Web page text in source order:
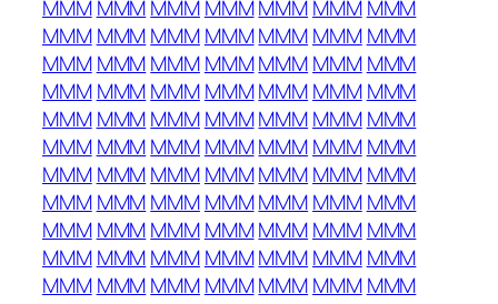
MMM MMMMMMMMMMMMMMM MMM
MMM MMMMMMMMMMMMMMM MMM
MMM MMMMMMMMMMMMMMM MMM
MMM MMMMMMMMMMMMMMM MMM
MMM MMMMMMMMMMMMMMM MMM
MMM MMMMMMMMMMMMMMM MMM
MMM MMMMMMMMMMMMMMM MMM
MMM MMMMMMMMMMMMMMM MMM
MMM MMMMMMMMMMMMMMM MMM
MMM MMMMMMMMMMMMMMM MMM
MMM MMMMMMMMMMMMMMM MMM